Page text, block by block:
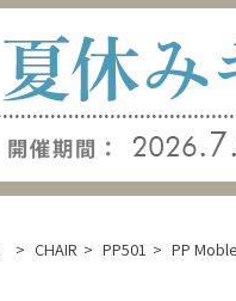
CHAIR PP501 PP